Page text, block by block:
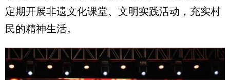
定期开展非遗文化课堂、文明实践活动，充实村
民的精神生活。